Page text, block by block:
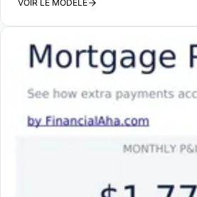
VOIR LE MODÈLE